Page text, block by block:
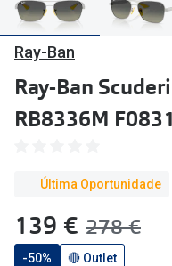
🔴Outlet
Categoria
Mulher
Homem
Marcas
Ray-Ban
Ray-Ban
RB8336M
Última Oportunidade
agora:
139 € era:
278 €
-50% 🔴 Outlet